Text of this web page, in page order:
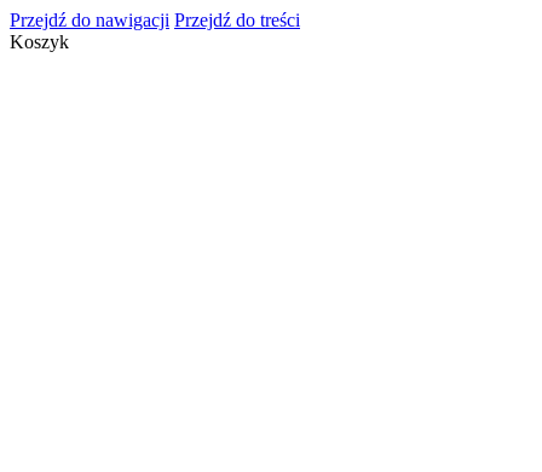
Przejdź do nawigacji Przejdź do treści
Koszyk